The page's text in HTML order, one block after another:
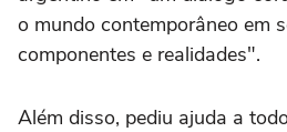
o mundo contemporâneo em
componentes e realidades".
Além disso, pediu ajuda a